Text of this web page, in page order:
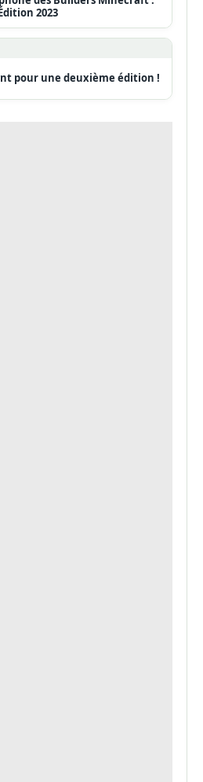
2023
pour une deuxième édition !